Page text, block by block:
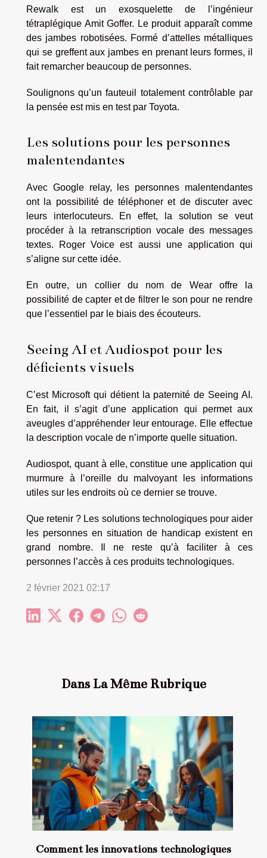
Dans La Même Rubrique
Comment les innovations technologiques
Rewalk est un exosquelette de l’ingénieur
tétraplégique Amit Goffer. Le produit apparaît comme
des jambes robotisées. Formé d’attelles métalliques
qui se greffent aux jambes en prenant leurs formes, il
fait remarcher beaucoup de personnes.
Soulignons qu’un fauteuil totalement contrôlable par
la pensée est mis en test par Toyota.
Les solutions pour les personnes
malentendantes
Avec Google relay, les personnes malentendantes
ont la possibilité de téléphoner et de discuter avec
leurs interlocuteurs. En effet, la solution se veut
procéder à la retranscription vocale des messages
textes. Roger Voice est aussi une application qui
s’aligne sur cette idée.
En outre, un collier du nom de Wear offre la
possibilité de capter et de filtrer le son pour ne rendre
que l’essentiel par le biais des écouteurs.
Seeing AI et Audiospot pour les
déficients visuels
C’est Microsoft qui détient la paternité de Seeing AI.
En fait, il s’agit d’une application qui permet aux
aveugles d’appréhender leur entourage. Elle effectue
la description vocale de n’importe quelle situation.
Audiospot, quant à elle, constitue une application qui
murmure à l’oreille du malvoyant les informations
utiles sur les endroits où ce dernier se trouve.
Que retenir ? Les solutions technologiques pour aider
les personnes en situation de handicap existent en
grand nombre. Il ne reste qu’à faciliter à ces
personnes l’accès à ces produits technologiques.
2 février 2021 02:17